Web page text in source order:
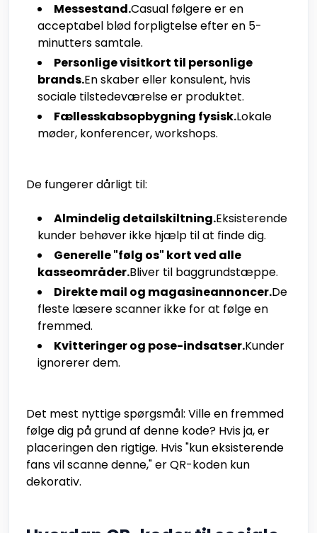
Messestand.Casual følgere er en
acceptabel blød forpligtelse efter en 5-
minutters samtale.
Personlige visitkort til personlige
brands.En skaber eller konsulent, hvis
sociale tilstedeværelse er produktet.
Fællesskabsopbygning fysisk.Lokale
møder, konferencer, workshops.
De fungerer dårligt til:
Almindelig detailskiltning.Eksisterende
kunder behøver ikke hjælp til at finde dig.
Generelle "følg os" kort ved alle
kasseområder.Bliver til baggrundstæppe.
Direkte mail og magasineannoncer.De
fleste læsere scanner ikke for at følge en
fremmed.
Kvitteringer og pose-indsatser.Kunder
ignorerer dem.
Det mest nyttige spørgsmål: Ville en fremmed
følge dig på grund af denne kode? Hvis ja, er
placeringen den rigtige. Hvis "kun eksisterende
fans vil scanne denne," er QR-koden kun
dekorativ.